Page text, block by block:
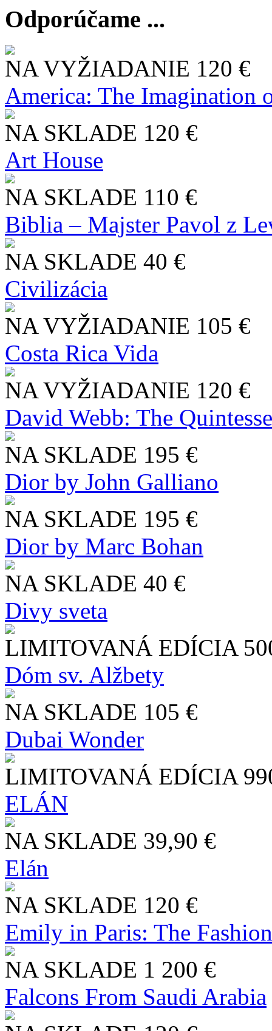
Odporúčame ...
NA VYŽIADANIE 120 €
America: The Imagination
NA SKLADE 120 €
Art House
NA SKLADE 110 €
Biblia – Majster Pavol z
NA SKLADE 40 €
Civilizácia
NA VYŽIADANIE 105 €
Costa Rica Vida
NA VYŽIADANIE 120 €
David Webb: The
NA SKLADE 195 €
Dior by John Galliano
NA SKLADE 195 €
Dior by Marc Bohan
NA SKLADE 40 €
Divy sveta
LIMITOVANÁ EDÍCIA
Dóm sv. Alžbety
NA SKLADE 105 €
Dubai Wonder
LIMITOVANÁ EDÍCIA
ELÁN
NA SKLADE 39,90 €
Elán
NA SKLADE 120 €
Emily in Paris: The
NA SKLADE 1 200 €
Falcons From Saudi Arabia